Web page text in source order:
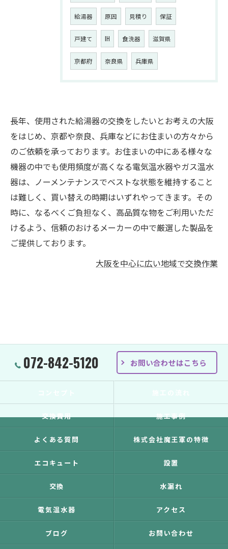
給湯器 原因 見積り 保証
戸建て IH 食洗器 滋賀県
京都府 奈良県 兵庫県
長年、使用された給湯器の交換をしたいとお考えの大阪
をはじめ、京都や奈良、兵庫などにお住まいの方々から
のご依頼を承っております。お住まいの中にある様々な
機器の中でも使用頻度が高くなる電気温水器やガス温水
器は、ノーメンテナンスでベストな状態を維持すること
は難しく、買い替えの時期はいずれやってきます。その
時に、なるべくご負担なく、高品質な物をご利用いただ
けるよう、信頼のおけるメーカーの中で厳選した製品を
ご提供しております。
大阪を中心に広い地域で交換作業
072-842-5120 お問い合わせはこちら
交換費用 施工事例
よくある質問 株式会社魔王軍の特徴
エコキュート 設置
交換 水漏れ
電気温水器 アクセス
ブログ お問い合わせ